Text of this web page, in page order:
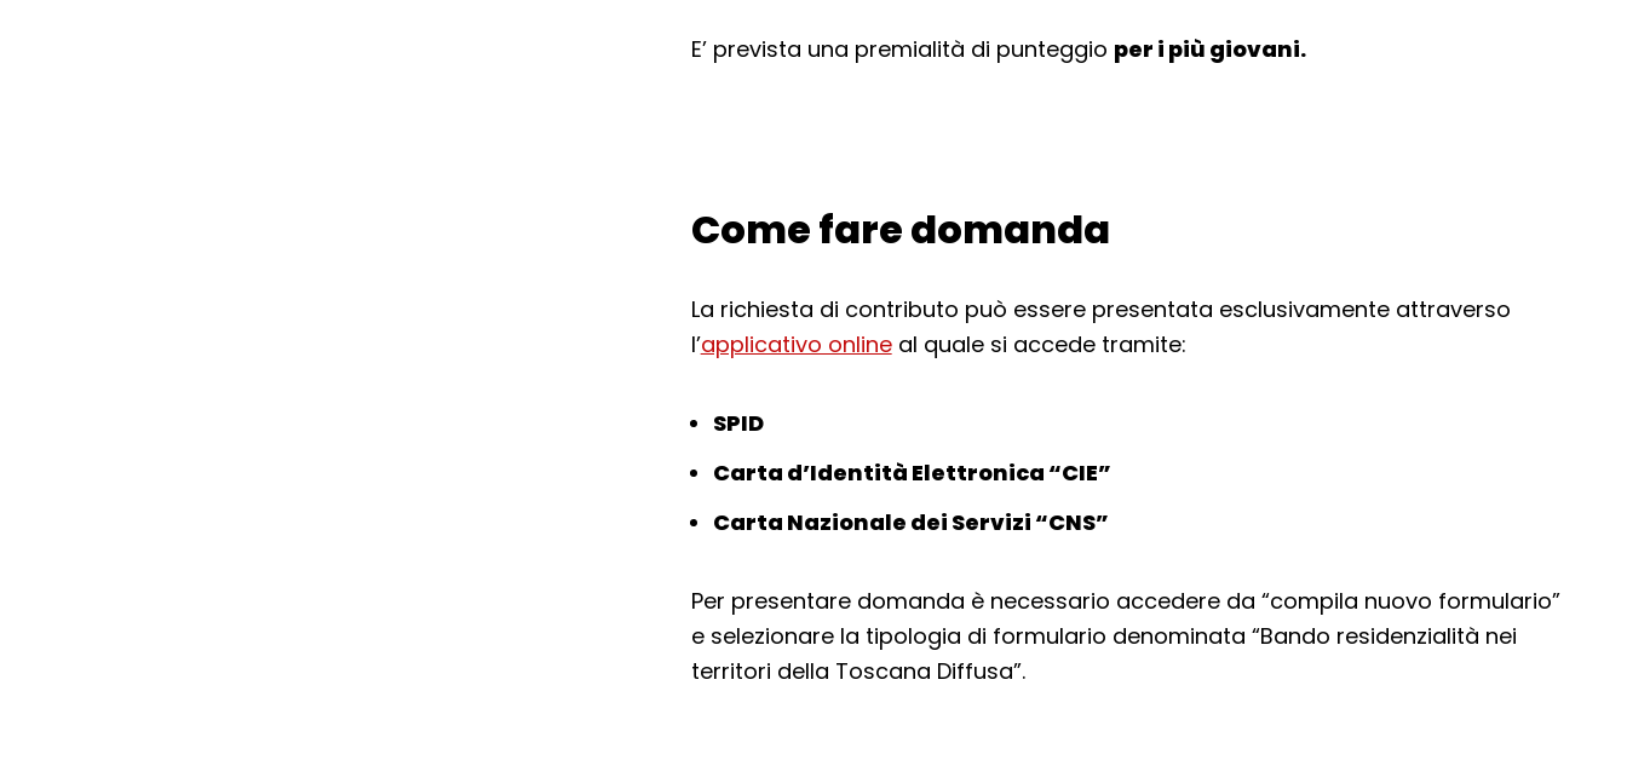
E’ prevista una premialità di punteggio per i più giovani.
Come fare domanda
La richiesta di contributo può essere presentata esclusivamente attraverso
l’applicativo onlineal quale si accede tramite:
SPID
Carta d’Identità Elettronica “CIE”
Carta Nazionale dei Servizi “CNS”
Per presentare domanda è necessario accedere da “compila nuovo formulario”
e selezionare la tipologia di formulario denominata “Bando residenzialità nei
territori della Toscana Diffusa”.
Torna alla navigazione